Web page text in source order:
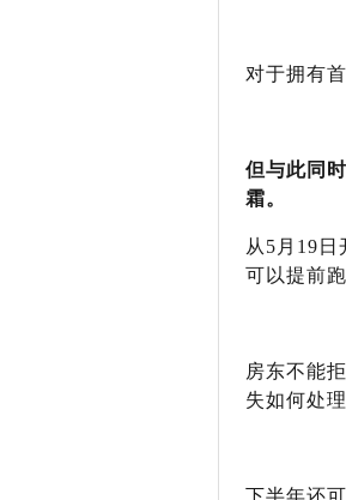
对于拥有
但与此同时
霜。
从 5 月 19 日
可以提前
房东不能
失如何处
下半年还